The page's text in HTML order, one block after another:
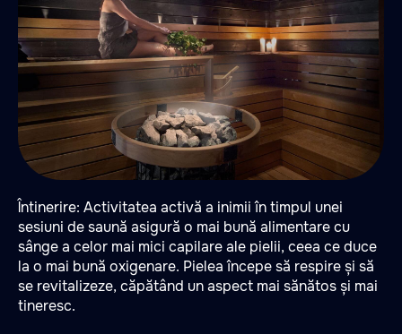
Întinerire: Activitatea activă a inimii în timpul unei
sesiuni de saună asigură o mai bună alimentare cu
sânge a celor mai mici capilare ale pielii, ceea ce duce
la o mai bună oxigenare. Pielea începe să respire și să
se revitalizeze, căpătând un aspect mai sănătos și mai
tineresc.